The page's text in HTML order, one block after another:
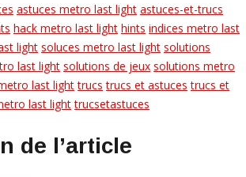
astuces metro last light astuces-et-trucs
hack metro last light hints indices metro last
light soluces metro last light solutions
last light solutions de jeux solutions metro
last light trucs trucs et astuces trucs et
last light trucsetastuces
de l’article